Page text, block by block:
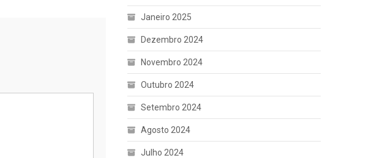
Janeiro 2025
Dezembro 2024
Novembro 2024
Outubro 2024
Setembro 2024
Agosto 2024
Julho 2024